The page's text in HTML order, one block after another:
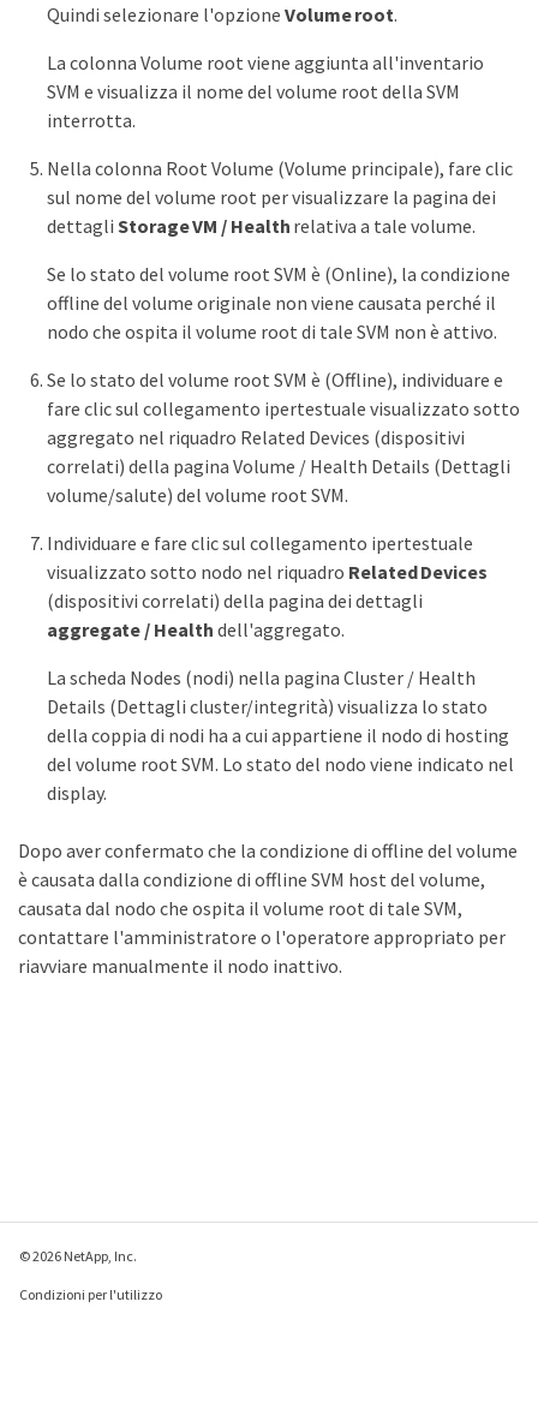
Quindi selezionare l'opzione Volume root.
La colonna Volume root viene aggiunta all'inventario
SVM e visualizza il nome del volume root della SVM
interrotta.
Nella colonna Root Volume (Volume principale), fare clic
sul nome del volume root per visualizzare la pagina dei
dettagli Storage VM / Health relativa a tale volume.
Se lo stato del volume root SVM è (Online), la condizione
offline del volume originale non viene causata perché il
nodo che ospita il volume root di tale SVM non è attivo.
Se lo stato del volume root SVM è (Offline), individuare e
fare clic sul collegamento ipertestuale visualizzato sotto
aggregato nel riquadro Related Devices (dispositivi
correlati) della pagina Volume / Health Details (Dettagli
volume/salute) del volume root SVM.
Individuare e fare clic sul collegamento ipertestuale
visualizzato sotto nodo nel riquadro Related Devices
(dispositivi correlati) della pagina dei dettagli
aggregate / Health dell'aggregato.
La scheda Nodes (nodi) nella pagina Cluster / Health
Details (Dettagli cluster/integrità) visualizza lo stato
della coppia di nodi ha a cui appartiene il nodo di hosting
del volume root SVM. Lo stato del nodo viene indicato nel
display.
Dopo aver confermato che la condizione di offline del volume
è causata dalla condizione di offline SVM host del volume,
causata dal nodo che ospita il volume root di tale SVM,
contattare l'amministratore o l'operatore appropriato per
riavviare manualmente il nodo inattivo.
© 2026 NetApp, Inc.
Condizioni per l'utilizzo